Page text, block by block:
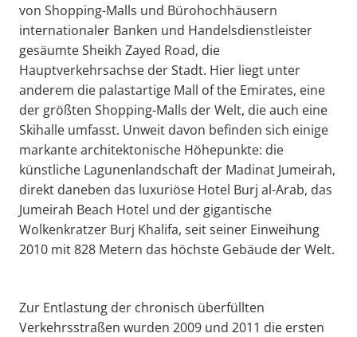
von Shopping-Malls und Bürohochhäusern
internationaler Banken und Handelsdienstleister
gesäumte Sheikh Zayed Road, die
Hauptverkehrsachse der Stadt. Hier liegt unter
anderem die palastartige Mall of the Emirates, eine
der größten Shopping-Malls der Welt, die auch eine
Skihalle umfasst. Unweit davon befinden sich einige
markante architektonische Höhepunkte: die
künstliche Lagunenlandschaft der Madinat Jumeirah,
direkt daneben das luxuriöse Hotel Burj al-Arab, das
Jumeirah Beach Hotel und der gigantische
Wolkenkratzer Burj Khalifa, seit seiner Einweihung
2010 mit 828 Metern das höchste Gebäude der Welt.
Zur Entlastung der chronisch überfüllten
Verkehrsstraßen wurden 2009 und 2011 die ersten